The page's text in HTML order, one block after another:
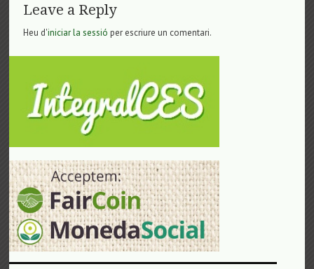
Leave a Reply
Heu d'iniciar la sessió per escriure un comentari.